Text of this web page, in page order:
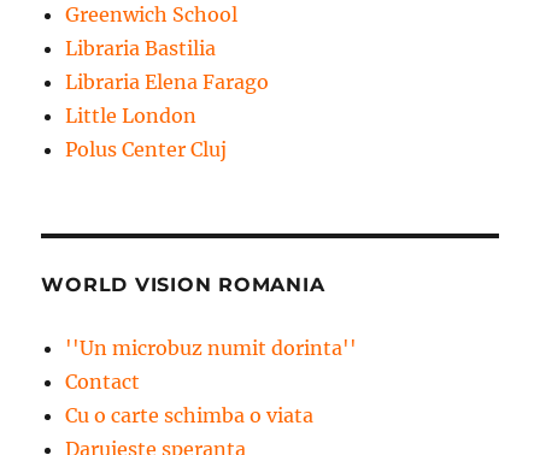
Greenwich School
Libraria Bastilia
Libraria Elena Farago
Little London
Polus Center Cluj
WORLD VISION ROMANIA
''Un microbuz numit dorinta''
Contact
Cu o carte schimba o viata
Daruieste speranta